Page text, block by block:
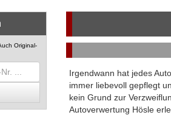
Original-
Irgendwann hat jedes
immer liebevoll gepflegt
kein Grund zur
Autoverwertung Hösle